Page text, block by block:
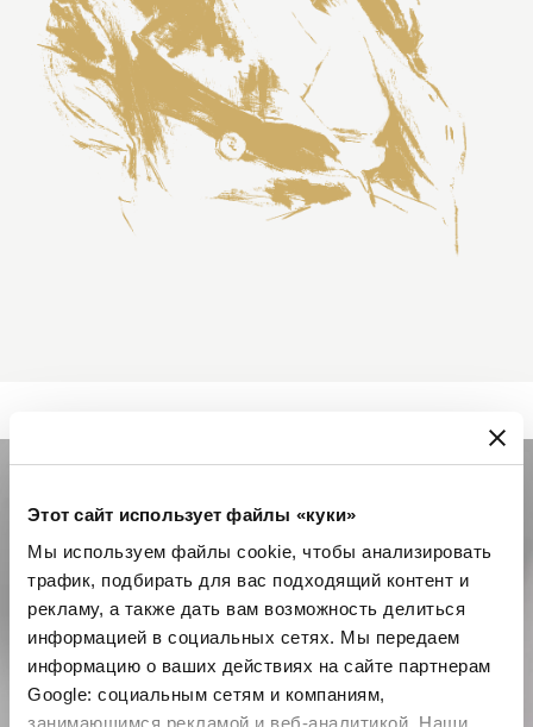
Этот сайт использует файлы «куки»
Мы используем файлы cookie, чтобы анализировать
трафик, подбирать для вас подходящий контент и
рекламу, а также дать вам возможность делиться
информацией в социальных сетях. Мы передаем
информацию о ваших действиях на сайте партнерам
Google: социальным сетям и компаниям,
занимающимся рекламой и веб-аналитикой. Наши